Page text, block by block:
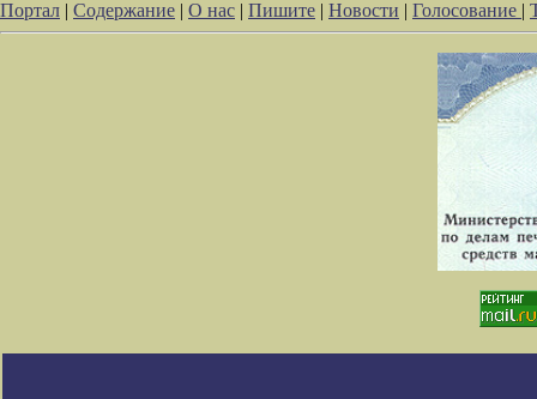
Портал | Содержание | О нас | Пишите | Новости | Голосование |